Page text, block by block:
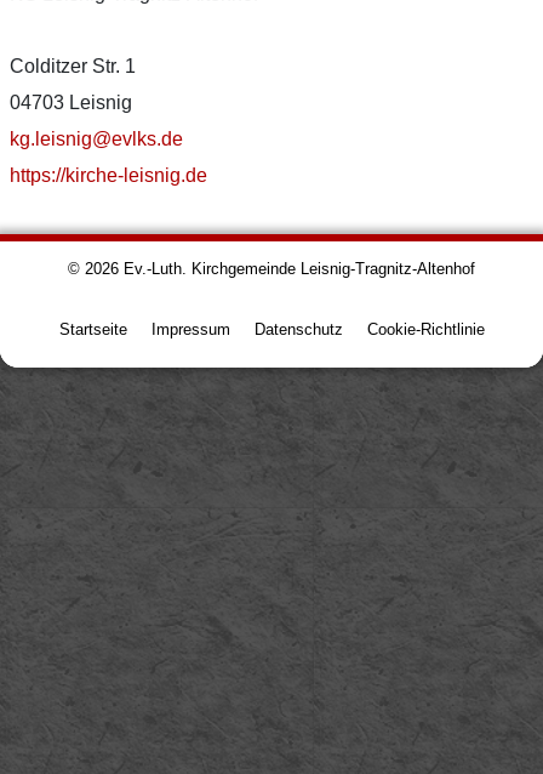
Colditzer Str. 1
04703 Leisnig
kg.leisnig@evlks.de
https://kirche-leisnig.de
© 2026 Ev.-Luth. Kirchgemeinde Leisnig-Tragnitz-Altenhof
Startseite Impressum Datenschutz Cookie-Richtlinie